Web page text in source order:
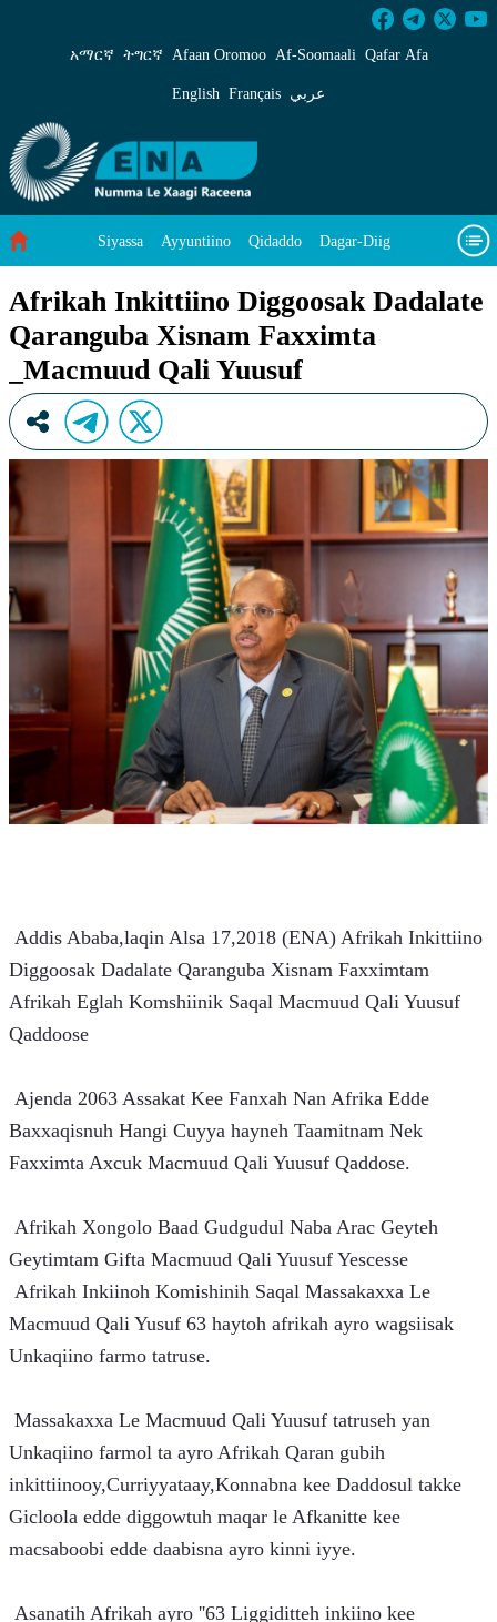
Afrikah Inkittiino Diggoosak Dadalate
አማርኛ ትግርኛ Afaan Oromoo Af‑Soomaali Qafar Afa
English Français عربي
Siyassa Ayyuntiino Qidaddo Dagar-Diig
Baad Caddoh Xaagu Cibtaati Viixiyo Ni Caagiida
Afrikah Inkittiino Diggoosak Dadalate
Qaranguba Xisnam Faxximta
_Macmuud Qali Yuusuf
Diggoosak Dadalate Qaranguba Xisnam Faxximtam
Afrikah Eglah Komshiinik Saqal Macmuud Qali Yuusuf
Qaddoose
Baxxaqisnuh Hangi Cuyya hayneh Taamitnam Nek
Faxximta Axcuk Macmuud Qali Yuusuf Qaddose.
Geytimtam Gifta Macmuud Qali Yuusuf Yescesse
Macmuud Qali Yusuf 63 haytoh afrikah ayro wagsiisak
Unkaqiino farmo tatruse.
Unkaqiino farmol ta ayro Afrikah Qaran gubih
inkittiinooy,Curriyyataay,Konnabna kee Daddosul takke
Gicloola edde diggowtuh maqar le Afkanitte kee
macsaboobi edde daabisna ayro kinni iyye.